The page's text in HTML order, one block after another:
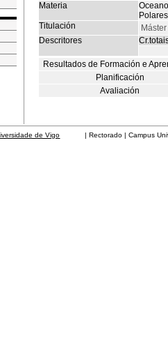
Materia
Titulación
Descritores
Resultados de Formación e
Planificación
Avaliación
de Vigo | Rectorado | Campus